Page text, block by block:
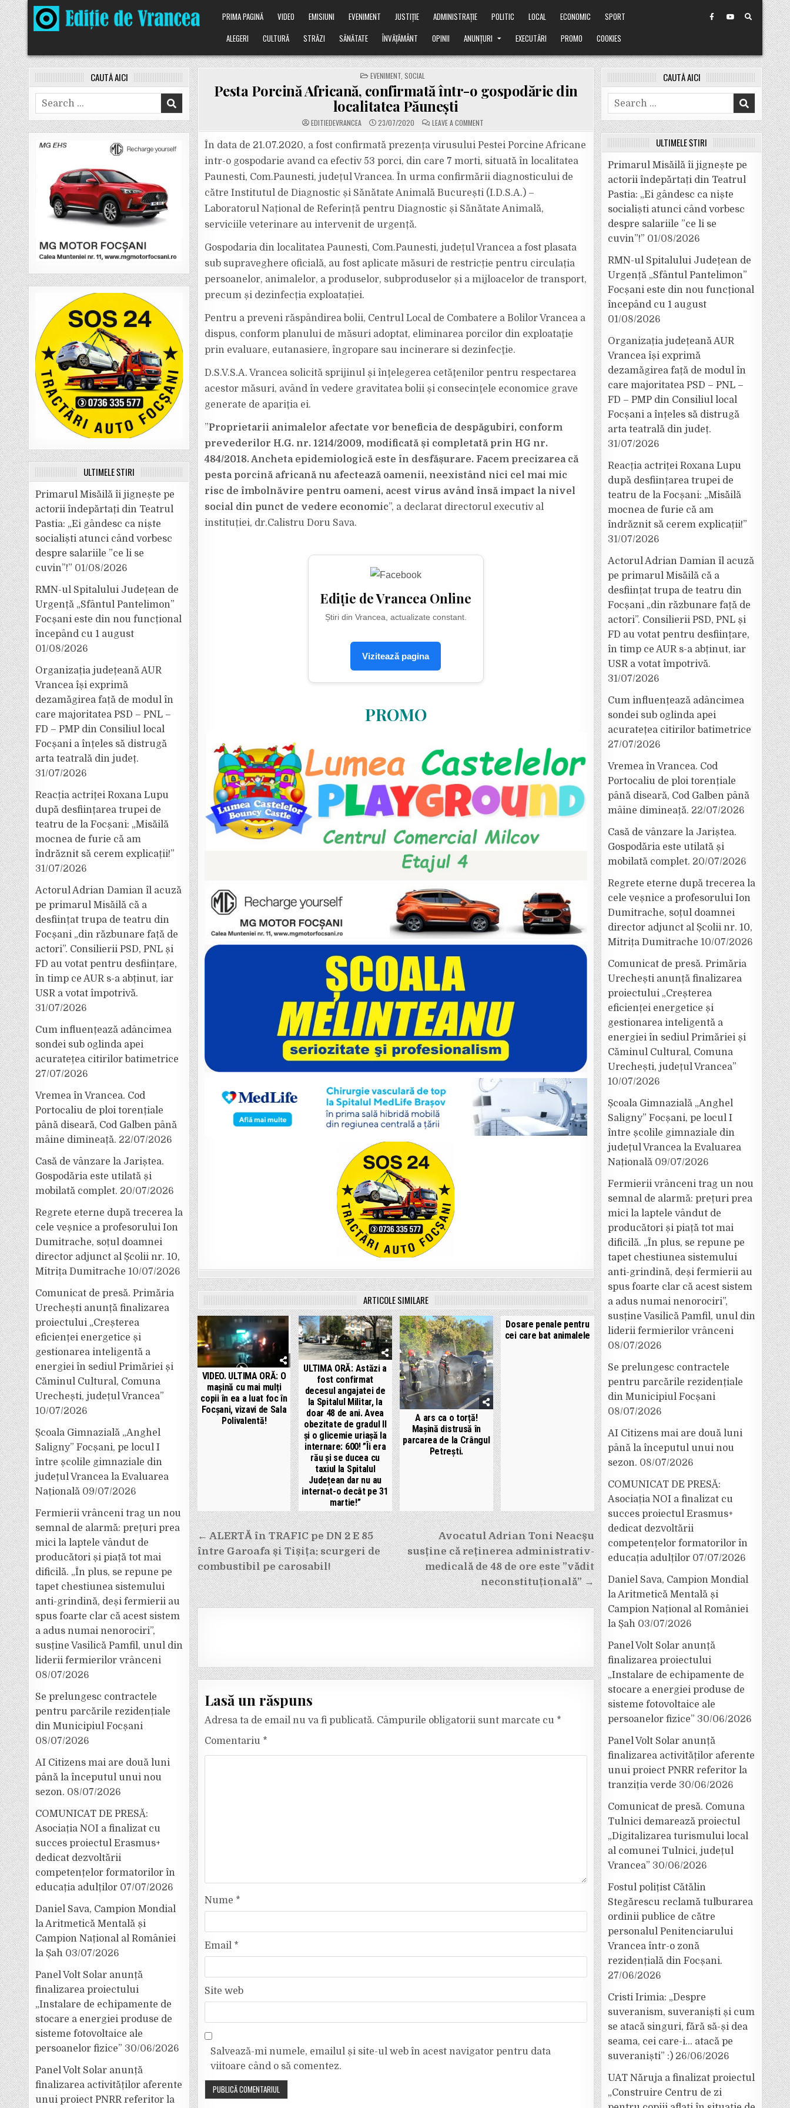
Skip
to
content
PRIMA PAGINĂ VIDEO EMISIUNI EVENIMENT JUSTIȚIE ADMINISTRAȚIE POLITIC LOCAL ECONOMIC
SPORT
ALEGERI
CULTURĂ STRĂZI SĂNĂTATE ÎNVĂȚĂMÂNT OPINII ANUNȚURI EXECUTĂRI PROMO COOKIES
POSTED
IN
EVENIMENT SOCIAL
Pesta Porcină Africană, confirmată într-o gospodărie din
localitatea Păunești
EDITIEDEVRANCEA 23/07/2020 LEAVE A COMMENTON
PESTA
AFRICANĂ,
CONFIRMATĂ
ÎNTR-
O
GOSPODĂRIE
DIN
LOCALITATEA
PĂUNEȘTI
În data de 21.07.2020, a fost confirmată prezența virusului Pestei Porcine Africane
intr-o gospodarie avand ca efectiv 53 porci, din care 7 morti, situată în localitatea
Paunesti, Com.Paunesti, județul Vrancea. În urma confirmării diagnosticului de
către Institutul de Diagnostic și Sănătate Animală București (I.D.S.A.) –
Laboratorul Național de Referință pentru Diagnostic și Sănătate Animală,
serviciile veterinare au intervenit de urgență.
Gospodaria din localitatea Paunesti, Com.Paunesti, județul Vrancea a fost plasata
sub supraveghere oficială, au fost aplicate măsuri de restricție pentru circulația
persoanelor, animalelor, a produselor, subproduselor și a mijloacelor de transport,
precum și dezinfecția exploatației.
Pentru a preveni răspândirea bolii, Centrul Local de Combatere a Bolilor Vrancea a
dispus, conform planului de măsuri adoptat, eliminarea porcilor din exploataţie
prin evaluare, eutanasiere, îngropare sau incinerare si dezinfecţie.
D.S.V.S.A. Vrancea solicită sprijinul şi înţelegerea cetăţenilor pentru respectarea
acestor măsuri, având în vedere gravitatea bolii şi consecinţele economice grave
generate de apariţia ei.
”Proprietarii animalelor afectate vor beneficia de despăgubiri, conform
prevederilor H.G. nr. 1214/2009, modificată și completată prin HG nr.
484/2018. Ancheta epidemiologică este în desfășurare. Facem precizarea că
pesta porcină africană nu afectează oamenii, neexistând nici cel mai mic
risc de îmbolnăvire pentru oameni, acest virus având însă impact la nivel
social din punct de vedere economic”, a declarat directorul executiv al
instituției, dr.Calistru Doru Sava.
Ediție de Vrancea Online
Știri din Vrancea, actualizate constant.
Vizitează pagina
PROMO
ARTICOLE SIMILARE
VIDEO. ULTIMA ORĂ: O
mașină cu mai mulți
copii în ea a luat foc în
Focșani, vizavi de Sala
Polivalentă!
ULTIMA ORĂ: Astăzi a
fost confirmat
decesul angajatei de
la Spitalul Militar, la
doar 48 de ani. Avea
obezitate de gradul II
și o glicemie uriașă la
internare: 600! ”Îi era
rău și se ducea cu
taxiul la Spitalul
Județean dar nu au
internat-o decât pe 31
martie!”
A ars ca o torță!
Mașină distrusă în
parcarea de la Crângul
Petrești.
Dosare penale pentru
cei care bat animalele
Navigare
în
articole
Avocatul Adrian Toni Neacșu
susține că reținerea administrativ-
medicală de 48 de ore este ”vădit
neconstituțională” →
← ALERTĂ în TRAFIC pe DN 2 E 85
între Garoafa și Tișița: scurgeri de
combustibil pe carosabil!
Lasă un răspuns
Adresa ta de email nu va fi publicată. Câmpurile obligatorii sunt marcate cu *
Comentariu *
Nume *
Email *
Site web
Salvează-mi numele, emailul și site-ul web în acest navigator pentru data
viitoare când o să comentez.
CAUTĂ AICI
Search
for:
ULTIMELE ȘTIRI
Primarul Misăilă îi jignește pe
actorii îndepărtați din Teatrul
Pastia: „Ei gândesc ca niște
socialiști atunci când vorbesc
despre salariile ”ce li se
cuvin”!” 01/08/2026
RMN-ul Spitalului Județean de
Urgență „Sfântul Pantelimon”
Focșani este din nou funcțional
începând cu 1 august
01/08/2026
Organizația județeană AUR
Vrancea își exprimă
dezamăgirea față de modul în
care majoritatea PSD – PNL –
FD – PMP din Consiliul local
Focșani a înțeles să distrugă
arta teatrală din județ.
31/07/2026
Reacția actriței Roxana Lupu
după desființarea trupei de
teatru de la Focșani: „Misăilă
mocnea de furie că am
îndrăznit să cerem explicații!”
31/07/2026
Actorul Adrian Damian îl acuză
pe primarul Misăilă că a
desființat trupa de teatru din
Focșani „din răzbunare față de
actori”. Consilierii PSD, PNL și
FD au votat pentru desființare,
în timp ce AUR s-a abținut, iar
USR a votat împotrivă.
31/07/2026
Cum influențează adâncimea
sondei sub oglinda apei
acuratețea citirilor batimetrice
27/07/2026
Vremea în Vrancea. Cod
Portocaliu de ploi torențiale
până diseară, Cod Galben până
mâine dimineață. 22/07/2026
Casă de vânzare la Jariștea.
Gospodăria este utilată și
mobilată complet. 20/07/2026
Regrete eterne după trecerea la
cele veșnice a profesorului Ion
Dumitrache, soțul doamnei
director adjunct al Școlii nr. 10,
Mitrița Dumitrache 10/07/2026
Comunicat de presă. Primăria
Urechești anunță finalizarea
proiectului „Creșterea
eficienței energetice și
gestionarea inteligentă a
energiei în sediul Primăriei și
Căminul Cultural, Comuna
Urechești, județul Vrancea”
10/07/2026
Școala Gimnazială „Anghel
Saligny” Focșani, pe locul I
între școlile gimnaziale din
județul Vrancea la Evaluarea
Națională 09/07/2026
Fermierii vrânceni trag un nou
semnal de alarmă: prețuri prea
mici la laptele vândut de
producători și piață tot mai
dificilă. „În plus, se repune pe
tapet chestiunea sistemului
anti-grindină, deși fermierii au
spus foarte clar că acest sistem
a adus numai nenorociri”,
susține Vasilică Pamfil, unul din
liderii fermierilor vrânceni
08/07/2026
Se prelungesc contractele
pentru parcările rezidențiale
din Municipiul Focșani
08/07/2026
AI Citizens mai are două luni
până la începutul unui nou
sezon. 08/07/2026
COMUNICAT DE PRESĂ:
Asociația NOI a finalizat cu
succes proiectul Erasmus+
dedicat dezvoltării
competențelor formatorilor în
educația adulților 07/07/2026
Daniel Sava, Campion Mondial
la Aritmetică Mentală și
Campion Național al României
la Șah 03/07/2026
Panel Volt Solar anunță
finalizarea proiectului
„Instalare de echipamente de
stocare a energiei produse de
sisteme fotovoltaice ale
persoanelor fizice” 30/06/2026
Panel Volt Solar anunță
finalizarea activităților aferente
unui proiect PNRR referitor la
CAUTĂ AICI
Search
for:
ULTIMELE ȘTIRI
Primarul Misăilă îi jignește pe
actorii îndepărtați din Teatrul
Pastia: „Ei gândesc ca niște
socialiști atunci când vorbesc
despre salariile ”ce li se
cuvin”!” 01/08/2026
RMN-ul Spitalului Județean de
Urgență „Sfântul Pantelimon”
Focșani este din nou funcțional
începând cu 1 august
01/08/2026
Organizația județeană AUR
Vrancea își exprimă
dezamăgirea față de modul în
care majoritatea PSD – PNL –
FD – PMP din Consiliul local
Focșani a înțeles să distrugă
arta teatrală din județ.
31/07/2026
Reacția actriței Roxana Lupu
după desființarea trupei de
teatru de la Focșani: „Misăilă
mocnea de furie că am
îndrăznit să cerem explicații!”
31/07/2026
Actorul Adrian Damian îl acuză
pe primarul Misăilă că a
desființat trupa de teatru din
Focșani „din răzbunare față de
actori”. Consilierii PSD, PNL și
FD au votat pentru desființare,
în timp ce AUR s-a abținut, iar
USR a votat împotrivă.
31/07/2026
Cum influențează adâncimea
sondei sub oglinda apei
acuratețea citirilor batimetrice
27/07/2026
Vremea în Vrancea. Cod
Portocaliu de ploi torențiale
până diseară, Cod Galben până
mâine dimineață. 22/07/2026
Casă de vânzare la Jariștea.
Gospodăria este utilată și
mobilată complet. 20/07/2026
Regrete eterne după trecerea la
cele veșnice a profesorului Ion
Dumitrache, soțul doamnei
director adjunct al Școlii nr. 10,
Mitrița Dumitrache 10/07/2026
Comunicat de presă. Primăria
Urechești anunță finalizarea
proiectului „Creșterea
eficienței energetice și
gestionarea inteligentă a
energiei în sediul Primăriei și
Căminul Cultural, Comuna
Urechești, județul Vrancea”
10/07/2026
Școala Gimnazială „Anghel
Saligny” Focșani, pe locul I
între școlile gimnaziale din
județul Vrancea la Evaluarea
Națională 09/07/2026
Fermierii vrânceni trag un nou
semnal de alarmă: prețuri prea
mici la laptele vândut de
producători și piață tot mai
dificilă. „În plus, se repune pe
tapet chestiunea sistemului
anti-grindină, deși fermierii au
spus foarte clar că acest sistem
a adus numai nenorociri”,
susține Vasilică Pamfil, unul din
liderii fermierilor vrânceni
08/07/2026
Se prelungesc contractele
pentru parcările rezidențiale
din Municipiul Focșani
08/07/2026
AI Citizens mai are două luni
până la începutul unui nou
sezon. 08/07/2026
COMUNICAT DE PRESĂ:
Asociația NOI a finalizat cu
succes proiectul Erasmus+
dedicat dezvoltării
competențelor formatorilor în
educația adulților 07/07/2026
Daniel Sava, Campion Mondial
la Aritmetică Mentală și
Campion Național al României
la Șah 03/07/2026
Panel Volt Solar anunță
finalizarea proiectului
„Instalare de echipamente de
stocare a energiei produse de
sisteme fotovoltaice ale
persoanelor fizice” 30/06/2026
Panel Volt Solar anunță
finalizarea activităților aferente
unui proiect PNRR referitor la
tranziția verde 30/06/2026
Comunicat de presă. Comuna
Tulnici demarează proiectul
„Digitalizarea turismului local
al comunei Tulnici, județul
Vrancea” 30/06/2026
Fostul polițist Cătălin
Stegărescu reclamă tulburarea
ordinii publice de către
personalul Penitenciarului
Vrancea într-o zonă
rezidențială din Focșani.
27/06/2026
Cristi Irimia: „Despre
suveranism, suveraniști și cum
se atacă singuri, fără să-și dea
seama, cei care-i… atacă pe
suveraniști” :) 26/06/2026
UAT Năruja a finalizat proiectul
„Construire Centru de zi